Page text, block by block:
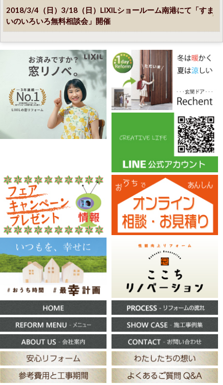
2018/3/4（日）3/18（日）LIXILショールーム南港にて「すま
いのいろいろ無料相談会」開催